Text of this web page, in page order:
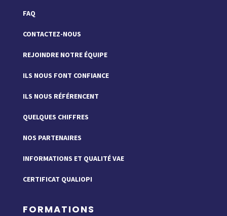
FAQ
CONTACTEZ-NOUS
REJOINDRE NOTRE ÉQUIPE
ILS NOUS FONT CONFIANCE
ILS NOUS RÉFÉRENCENT
QUELQUES CHIFFRES
NOS PARTENAIRES
INFORMATIONS ET QUALITÉ VAE
CERTIFICAT QUALIOPI
FORMATIONS